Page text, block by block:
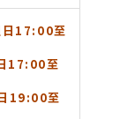
17:00至
17:00至
19:00至